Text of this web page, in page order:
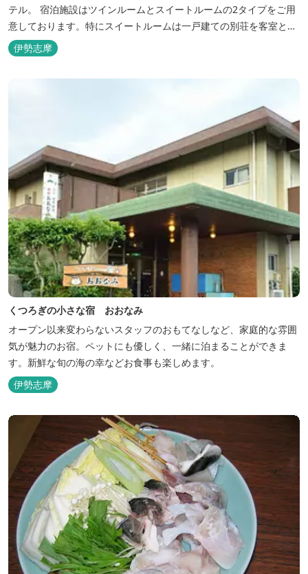
テル。 宿泊施設はツインルームとスイートルームの2タイプをご用
意しております。特にスイートルームは一戸建ての別荘を客室とし
てリニューアル♪120平米の驚きの広さとこだわりの調度品が自慢
です！ スペイン１ツ星レストランと提携したレストランでのお食事
伊勢志摩
くつろぎの小さな宿 おおなみ
オープン以来変わらないスタッフのおもてなしなど、家庭的な雰囲
気が魅力のお宿。ペットにも優しく、一緒に泊まることができま
す。新鮮な旬の海の幸などお食事も楽しめます。
伊勢志摩